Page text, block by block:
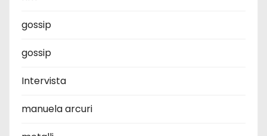
gossip
gossip
Intervista
manuela arcuri